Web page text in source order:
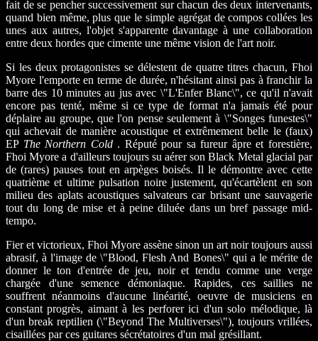
fait de se pencher successivement sur chacun des deux intervenants,
quand bien même, plus que le simple agrégat de compos collées les
unes aux autres, l'objet s'apparente davantage à une collaboration
entre deux hordes que cimente une même vision de l'art noir.
Si les deux protagonistes se délestent de quatre titres chacun, Fhoi
Myore l'emporte en terme de durée, n'hésitant ainsi pas à franchir la
barre des 10 minutes au jus avec \"L'Enfer Blanc\", ce qu'il n'avait
encore pas tenté, même si ce type de format n'a jamais été pour
déplaire au groupe, que l'on pense seulement à \"Songes funestes\"
qui achevait de manière acoustique et extrêmement belle le (faux)
EP The Northern Cold. Réputé pour sa fureur âpre et forestière,
Fhoi Myore a d'ailleurs toujours su aérer son Black Metal glacial par
de (rares) pauses tout en arpèges boisés. Il le démontre avec cette
quatrième et ultime pulsation noire justement, qu'écartèlent en son
milieu des aplats acoustiques salvateurs car brisant une sauvagerie
tout du long de mise et à peine diluée dans un bref passage mid-
tempo.
Fier et victorieux, Fhoi Myore assène sinon un art noir toujours aussi
abrasif, à l'image de \"Blood, Flesh And Bones\" qui a le mérite de
donner le ton d'entrée de jeu, noir et tendu comme une verge
chargée d'une semence démoniaque. Rapides, ces saillies ne
souffrent néanmoins d'aucune linéarité, oeuvre de musiciens en
constant progrès, aimant à les perforer ici d'un solo mélodique, là
d'un break reptilien (\"Beyond The Multiverses\"), toujours vrillées,
cisaillées par ces guitares sécrétatoires d'un mal grésillant.